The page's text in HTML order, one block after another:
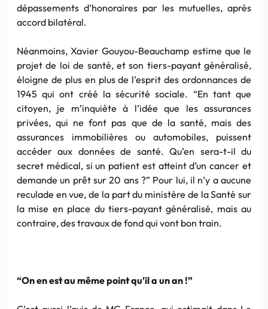
dépassements d’honoraires par les mutuelles, après
accord bilatéral.
Néanmoins, Xavier Gouyou-Beauchamp estime que le
projet de loi de santé, et son tiers-payant généralisé,
éloigne de plus en plus de l’esprit des ordonnances de
1945 qui ont créé la sécurité sociale. “En tant que
citoyen, je m’inquiète à l’idée que les assurances
privées, qui ne font pas que de la santé, mais des
assurances immobilières ou automobiles, puissent
accéder aux données de santé. Qu’en sera-t-il du
secret médical, si un patient est atteint d’un cancer et
demande un prêt sur 20 ans ?” Pour lui, il n’y a aucune
reculade en vue, de la part du ministère de la Santé sur
la mise en place du tiers-payant généralisé, mais au
contraire, des travaux de fond qui vont bon train.
“On en est au même point qu’il a un an !”